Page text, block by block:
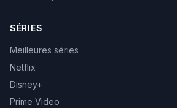
SÉRIES
Meilleures séries
Netflix
Disney+
Prime Video